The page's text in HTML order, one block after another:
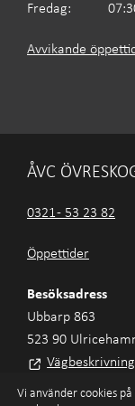
Fredag:
Avvikande
ÅVC
0321 - 53 23 82
Öppettider
Besöksadress
Ubbarp 863
523 90
Vägbeskrivning
Vi använder cookies